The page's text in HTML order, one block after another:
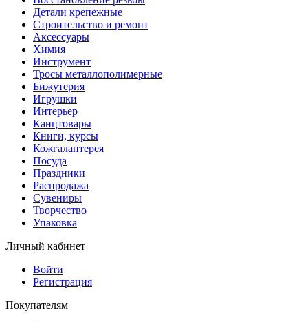
Детали крепежные
Строительство и ремонт
Аксессуары
Химия
Инструмент
Тросы металлополимерные
Бижутерия
Игрушки
Интерьер
Канцтовары
Книги, курсы
Кожгалантерея
Посуда
Праздники
Распродажа
Сувениры
Творчество
Упаковка
Личный кабинет
Войти
Регистрация
Покупателям